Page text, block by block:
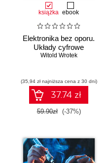
książka ebook
Elektronika bez oporu.
Układy cyfrowe
Witold Wrotek
(35,94 zł najniższa cena z 30 dni)
37.74 zł
59.90zł (-37%)